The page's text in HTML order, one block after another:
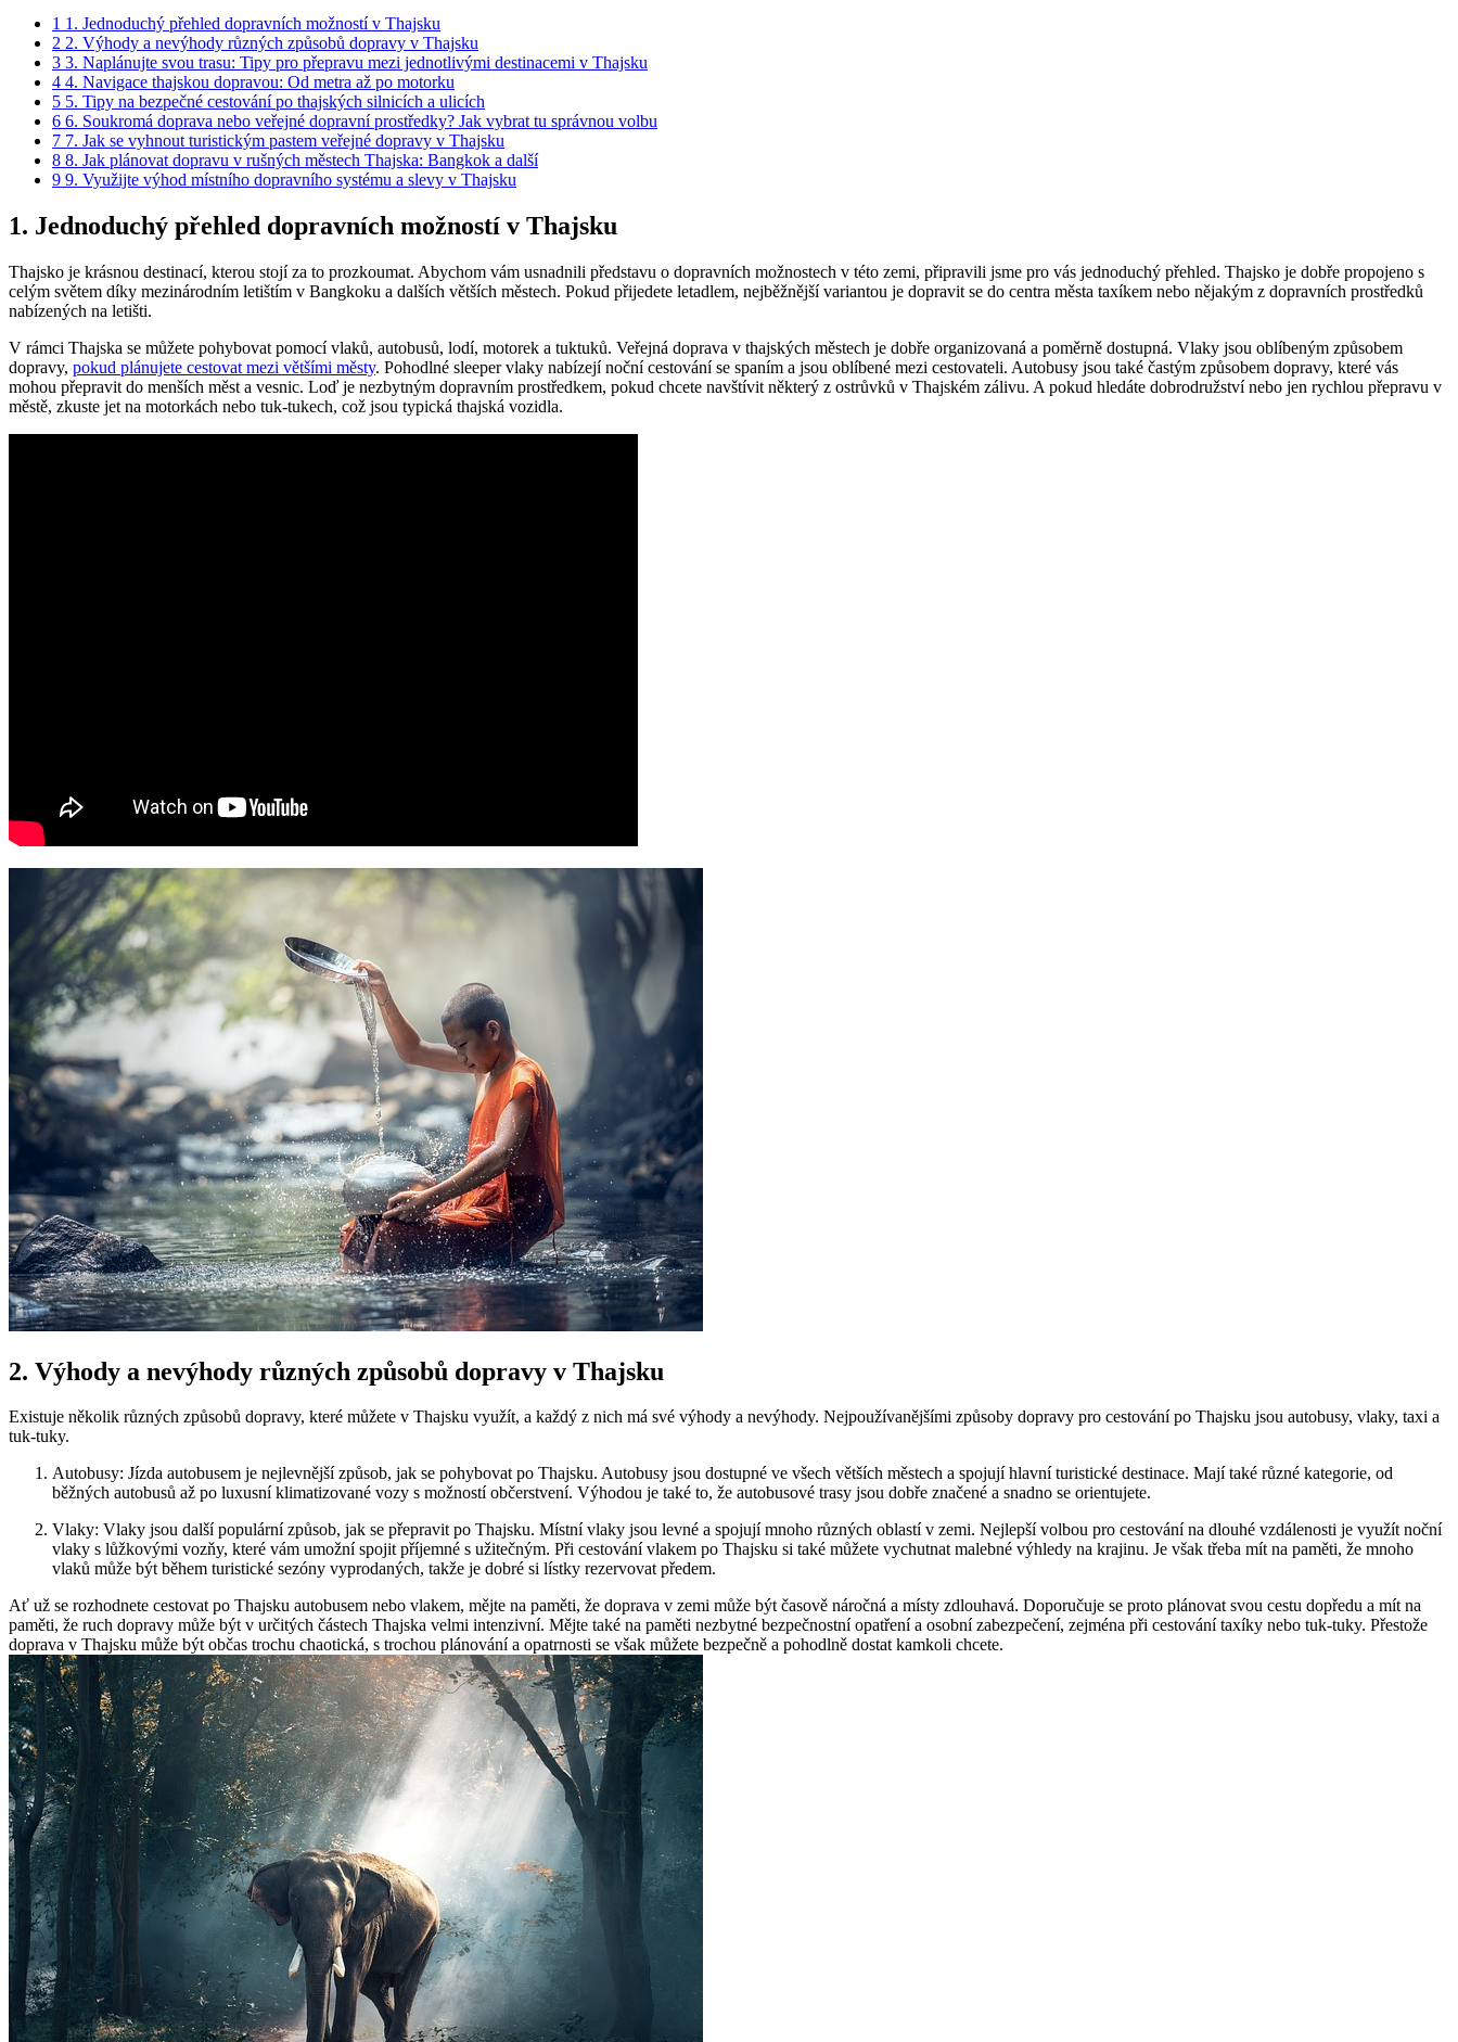
1 1. Jednoduchý přehled dopravních možností v Thajsku
2 2. Výhody a nevýhody různých způsobů dopravy v Thajsku
3 3. Naplánujte svou trasu: Tipy pro přepravu mezi jednotlivými destinacemi v Thajsku
4 4. Navigace thajskou dopravou: Od metra až po motorku
5 5. Tipy na bezpečné cestování po thajských silnicích a ulicích
6 6. Soukromá doprava nebo veřejné dopravní prostředky? Jak vybrat tu správnou volbu
7 7. Jak se vyhnout turistickým pastem veřejné dopravy v Thajsku
8 8. Jak plánovat dopravu v rušných městech Thajska: Bangkok a další
9 9. Využijte výhod místního dopravního systému a slevy v Thajsku
1. Jednoduchý přehled dopravních možností v Thajsku
Thajsko je krásnou destinací, kterou stojí za to prozkoumat. Abychom vám usnadnili představu o dopravních možnostech v této zemi, připravili jsme pro vás jednoduchý přehled. Thajsko je dobře propojeno s
celým světem díky mezinárodním letištím v Bangkoku a dalších větších městech. Pokud přijedete letadlem, nejběžnější variantou je dopravit se do centra města taxíkem nebo nějakým z dopravních prostředků
nabízených na letišti.
V rámci Thajska se můžete pohybovat pomocí vlaků, autobusů, lodí, motorek a tuktuků. Veřejná doprava v thajských městech je dobře organizovaná a poměrně dostupná. Vlaky jsou oblíbeným způsobem
dopravy, pokud plánujete cestovat mezi většími městy. Pohodlné sleeper vlaky nabízejí noční cestování se spaním a jsou oblíbené mezi cestovateli. Autobusy jsou také častým způsobem dopravy, které vás
mohou přepravit do menších měst a vesnic. Loď je nezbytným dopravním prostředkem, pokud chcete navštívit některý z ostrůvků v Thajském zálivu. A pokud hledáte dobrodružství nebo jen rychlou přepravu v
městě, zkuste jet na motorkách nebo tuk-tukech, což jsou typická thajská vozidla.
2. Výhody a nevýhody různých způsobů dopravy v Thajsku
Existuje několik různých způsobů dopravy, které můžete v Thajsku využít, a každý z nich má své výhody a nevýhody. Nejpoužívanějšími způsoby dopravy pro cestování po Thajsku jsou autobusy, vlaky, taxi a
tuk-tuky.
Autobusy: Jízda autobusem je nejlevnější způsob, jak se pohybovat po Thajsku. Autobusy jsou dostupné ve všech větších městech a spojují hlavní turistické destinace. Mají také různé kategorie, od
běžných autobusů až po luxusní klimatizované vozy s možností občerstvení. Výhodou je také to, že autobusové trasy jsou dobře značené a snadno se orientujete.
Vlaky: Vlaky jsou další populární způsob, jak se přepravit po Thajsku. Místní vlaky jsou levné a spojují mnoho různých oblastí v zemi. Nejlepší volbou pro cestování na dlouhé vzdálenosti je využít noční
vlaky s lůžkovými vozňy, které vám umožní spojit příjemné s užitečným. Při cestování vlakem po Thajsku si také můžete vychutnat malebné výhledy na krajinu. Je však třeba mít na paměti, že mnoho
vlaků může být během turistické sezóny vyprodaných, takže je dobré si lístky rezervovat předem.
Ať už se rozhodnete cestovat po Thajsku autobusem nebo vlakem, mějte na paměti, že doprava v zemi může být časově náročná a místy zdlouhavá. Doporučuje se proto plánovat svou cestu dopředu a mít na
paměti, že ruch dopravy může být v určitých částech Thajska velmi intenzivní. Mějte také na paměti nezbytné bezpečnostní opatření a osobní zabezpečení, zejména při cestování taxíky nebo tuk-tuky. Přestože
doprava v Thajsku může být občas trochu chaotická, s trochou plánování a opatrnosti se však můžete bezpečně a pohodlně dostat kamkoli chcete.